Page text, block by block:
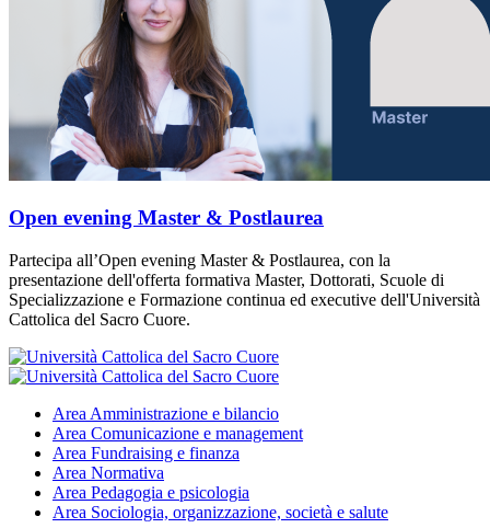
Open evening Master & Postlaurea
Partecipa all’Open evening Master & Postlaurea, con la
presentazione dell'offerta formativa Master, Dottorati, Scuole di
Specializzazione e Formazione continua ed executive dell'Università
Cattolica del Sacro Cuore.
Area Amministrazione e bilancio
Area Comunicazione e management
Area Fundraising e finanza
Area Normativa
Area Pedagogia e psicologia
Area Sociologia, organizzazione, società e salute